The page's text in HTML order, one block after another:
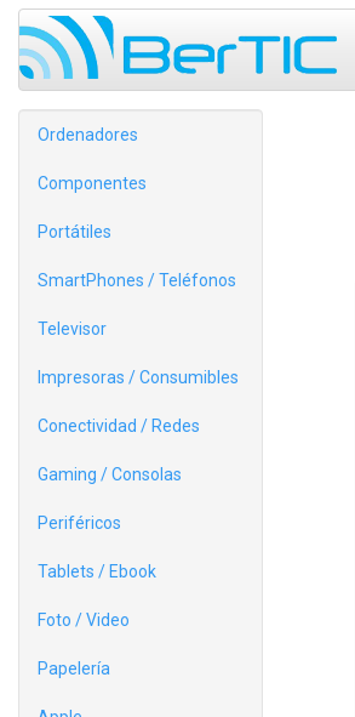
Ordenadores
Componentes
Portátiles
SmartPhones / Teléfonos
Televisor
Impresoras / Consumibles
Conectividad / Redes
Gaming / Consolas
Periféricos
Tablets / Ebook
Foto / Video
Papelería